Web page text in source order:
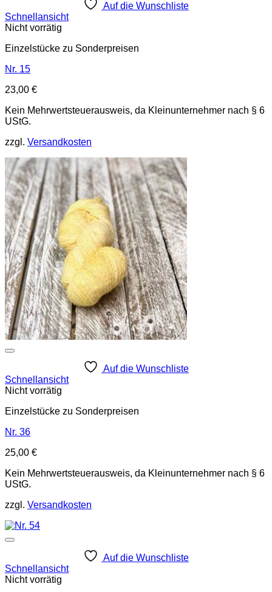
Auf die Wunschliste
Schnellansicht
Nicht vorrätig
Einzelstücke zu Sonderpreisen
Nr. 15
23,00 €
Kein Mehrwertsteuerausweis, da Kleinunternehmer nach § 6
UStG.
zzgl. Versandkosten
Auf die Wunschliste
Schnellansicht
Nicht vorrätig
Einzelstücke zu Sonderpreisen
Nr. 36
25,00 €
Kein Mehrwertsteuerausweis, da Kleinunternehmer nach § 6
UStG.
zzgl. Versandkosten
Auf die Wunschliste
Schnellansicht
Nicht vorrätig